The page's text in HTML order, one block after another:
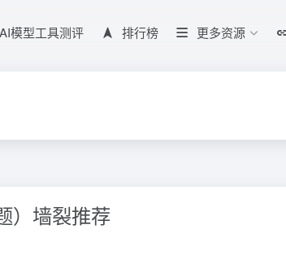
AI模型工具测评 排行榜 更多资源
）墙裂推荐